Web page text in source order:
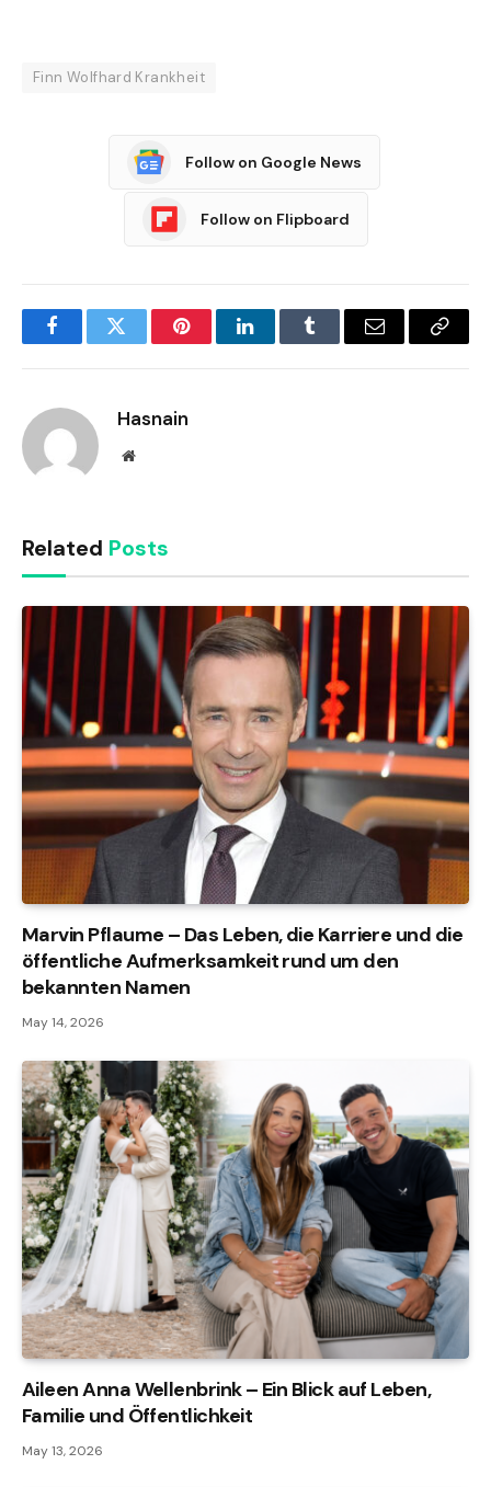
Finn Wolfhard Krankheit
Follow on Google News
Follow on Flipboard
FacebookTwitter PinterestLinkedInTumblr Email
Copy
Hasnain
Website
Related Posts
Marvin Pflaume – Das Leben, die Karriere und die
öffentliche Aufmerksamkeit rund um den
bekannten Namen
May 14, 2026
Aileen Anna Wellenbrink – Ein Blick auf Leben,
Familie und Öffentlichkeit
May 13, 2026